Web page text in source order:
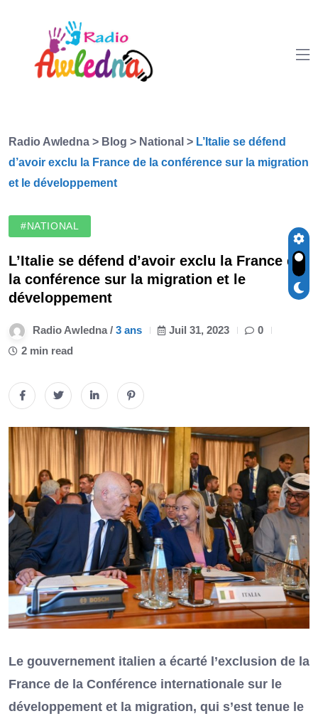
Radio Awledna > Blog > National > L’Italie se défend
d’avoir exclu la France de la conférence sur la migration
et le développement
#NATIONAL
L’Italie se défend d’avoir exclu la France de
la conférence sur la migration et le
développement
Radio Awledna / 3 ans Juil 31, 2023
0
2 min read
Le gouvernement italien a écarté l’exclusion de la
France de la Conférence internationale sur le
développement et la migration, qui s’est tenue le